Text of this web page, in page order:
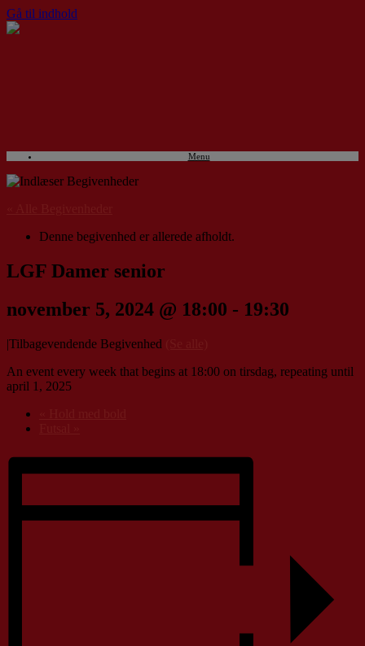
Gå til indhold
Menu
Denne begivenhed er allerede afholdt.
LGF Damer senior
november 5, 2024 @ 18:00 - 19:30
|Tilbagevendende Begivenhed
An event every week that begins at 18:00 on tirsdag, repeating until
april 1, 2025